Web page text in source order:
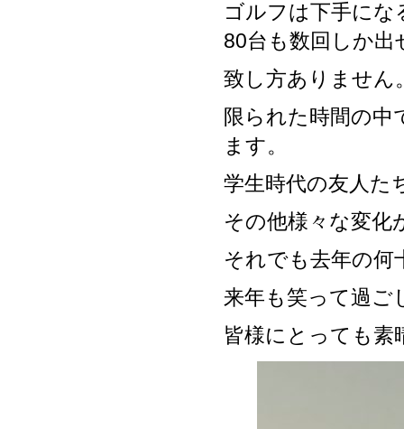
ゴルフは下手にな
80台も数回しか
致し方ありません
限られた時間の
ます。
学生時代の友人た
その他様々な変化
それでも去年の何
来年も笑って過ご
皆様にとっても素